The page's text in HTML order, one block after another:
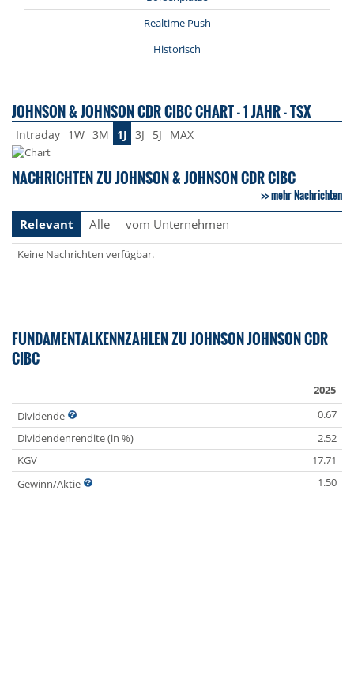
Realtime Push
Historisch
JOHNSON & JOHNSON CDR CIBC CHART - 1 JAHR - TSX
Intraday 1W 3M 1J 3J 5J MAX
NACHRICHTEN ZU JOHNSON & JOHNSON CDR CIBC
mehr Nachrichten
Relevant
Alle vom Unternehmen
Keine Nachrichten verfügbar.
FUNDAMENTALKENNZAHLEN ZU JOHNSON JOHNSON CDR
CIBC
2025
Dividende
0.67
Dividendenrendite (in %)
2.52
KGV
17.71
Gewinn/Aktie
1.50